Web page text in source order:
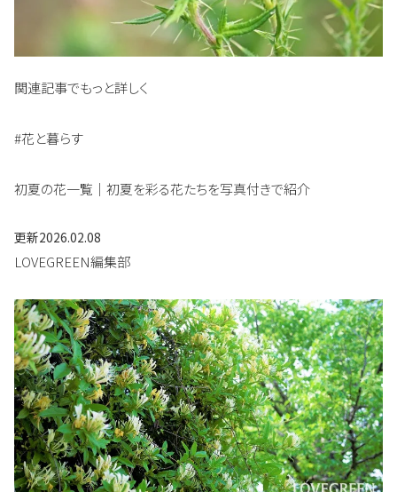
関連記事でもっと詳しく
#花と暮らす
初夏の花一覧｜初夏を彩る花たちを写真付きで紹介
更新2026.02.08
LOVEGREEN編集部